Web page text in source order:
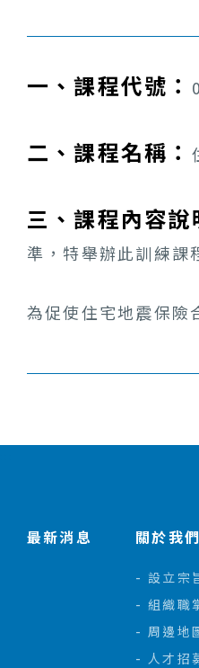
一、課程代號：
二、課程名稱：
三、課程內容說
準，特舉辦此訓練課
為促使住宅地震保險
最新消息 關於我們
設立宗
組織職
周邊地
人才招